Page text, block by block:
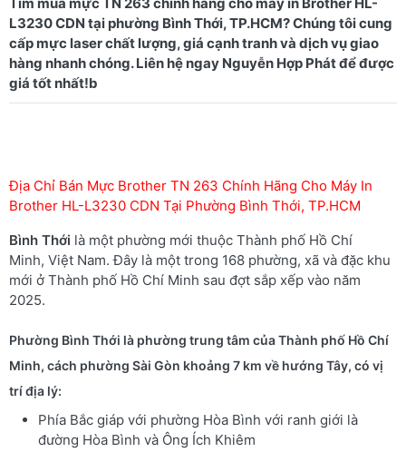
L3230 CDN tại phường Bình Thới, TP.HCM? Chúng tôi cung
cấp mực laser chất lượng, giá cạnh tranh và dịch vụ giao
hàng nhanh chóng. Liên hệ ngay Nguyễn Hợp Phát để được
Địa Chỉ Bán Mực Brother TN 263 Chính Hãng Cho Máy In
Brother HL-L3230 CDN Tại Phường Bình Thới, TP.HCM
Bình Thới là một phường mới thuộc Thành phố Hồ Chí
Minh, Việt Nam. Đây là một trong 168 phường, xã và đặc khu
mới ở Thành phố Hồ Chí Minh sau đợt sắp xếp vào năm
2025.
Phường Bình Thới là phường trung tâm của Thành phố Hồ Chí
Minh, cách phường Sài Gòn khoảng 7 km về hướng Tây, có vị
trí địa lý:
Phía Bắc giáp với phường Hòa Bình với ranh giới là
đường Hòa Bình và Ông Ích Khiêm